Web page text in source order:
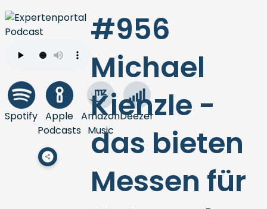
Spotify Apple
Podcasts
Amazon
Music
Deezer
#956
Michael
Kienzle -
das bieten
Messen für